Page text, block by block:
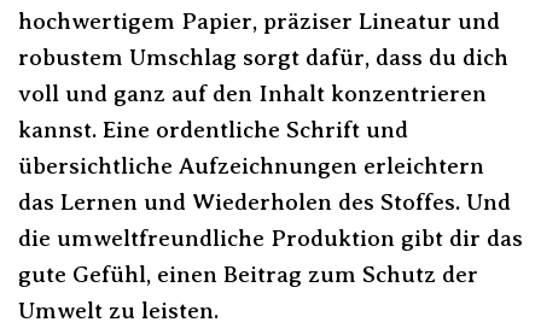
hochwertigem Papier, präziser Lineatur und
robustem Umschlag sorgt dafür, dass du dich
voll und ganz auf den Inhalt konzentrieren
kannst. Eine ordentliche Schrift und
übersichtliche Aufzeichnungen erleichtern
das Lernen und Wiederholen des Stoffes. Und
die umweltfreundliche Produktion gibt dir das
gute Gefühl, einen Beitrag zum Schutz der
Umwelt zu leisten.